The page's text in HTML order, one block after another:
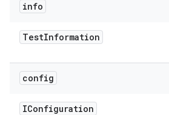
info
TestInformation
config
IConfiguration